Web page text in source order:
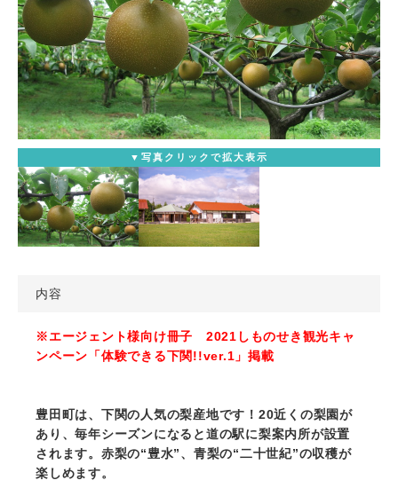
▼写真クリックで拡大表示
内容
※エージェント様向け冊子 2021しものせき観光キャ
ンペーン「体験できる下関!!ver.1」掲載
豊田町は、下関の人気の梨産地です！20近くの梨園が
あり、毎年シーズンになると道の駅に梨案内所が設置
されます。赤梨の“豊水”、青梨の“二十世紀”の収穫が
楽しめます。